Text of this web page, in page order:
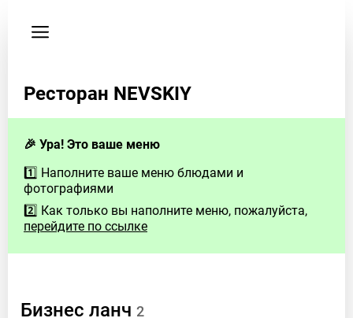
соглашение
+79996402847
будут
контакты
заведения
Если
у
Вас
–
Ресторан NEVSKIY
🎉 Ура! Это ваше меню
1️⃣ Наполните ваше меню блюдами и
фотографиями
2️⃣ Как только вы наполните меню, пожалуйста,
перейдите по ссылке
Бизнес ланч 2